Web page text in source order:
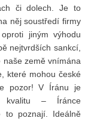
či dolech. Je to
něj soustředí firmy
jiným výhodu
nejtvrdších sankcí,
země vnímána
které mohou české
pozor! V Íránu je
kvalitu – Íránce
to poznají. Ideálně